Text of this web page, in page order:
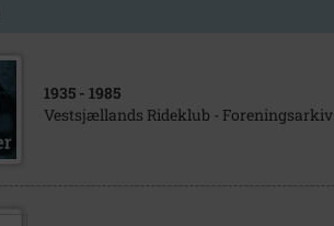
1935 - 1985
Vestsjællands Rideklub - Foreningsarkiv